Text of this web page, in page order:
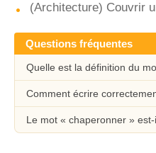
(Architecture) Couvrir
Questions fréquentes
Quelle est la définition du
Comment écrire
Le mot « chaperonner »